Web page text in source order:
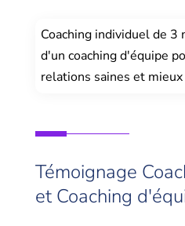
Coaching individuel de 3
d'un coaching d'équipe
relations saines et
Témoignage
et Coaching